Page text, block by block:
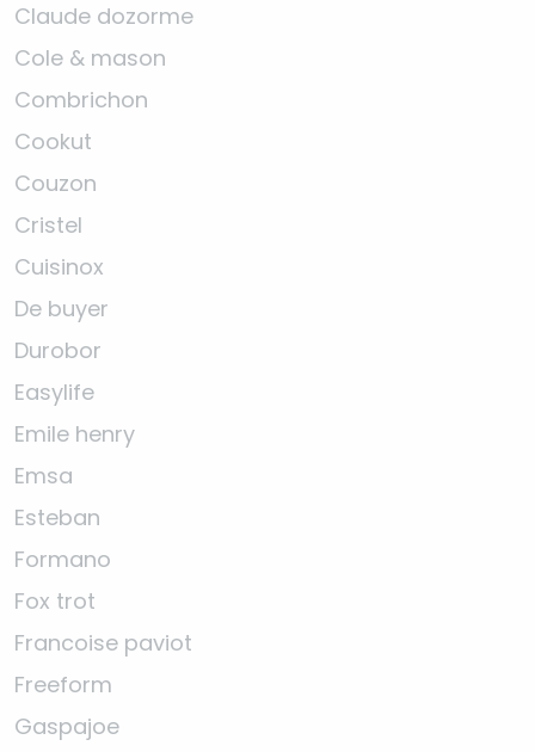
Claude dozorme
Cole & mason
Combrichon
Cookut
Couzon
Cristel
Cuisinox
De buyer
Durobor
Easylife
Emile henry
Emsa
Esteban
Formano
Fox trot
Francoise paviot
Freeform
Gaspajoe